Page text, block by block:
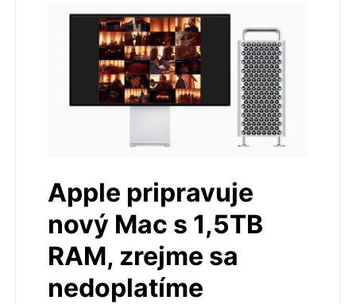
Apple pripravuje
nový Mac s 1,5TB
RAM, zrejme sa
nedoplatíme